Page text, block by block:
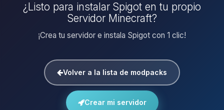
¿Listo para instalar Spigot en tu propio
Servidor Minecraft?
¡Crea tu servidor e instala Spigot con 1 clic!
Volver a la lista de modpacks
Crear mi servidor